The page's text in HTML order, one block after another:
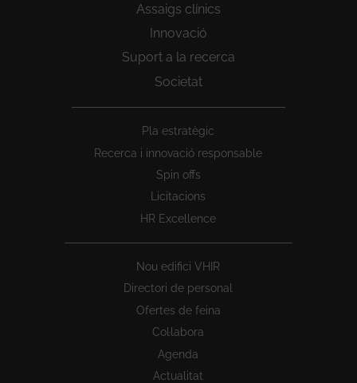
Assaigs clínics
Innovació
Suport a la recerca
Societat
Pla estratègic
Recerca i innovació responsable
Spin offs
Licitacions
HR Excellence
Nou edifici VHIR
Directori de personal
Ofertes de feina
Col·labora
Agenda
Actualitat